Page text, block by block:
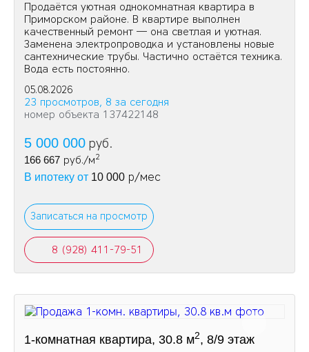
Продаётся уютная однокомнатная квартира в
Приморском районе. В квартире выполнен
качественный ремонт — она светлая и уютная.
Заменена электропроводка и установлены новые
сантехнические трубы. Частично остаётся техника.
Вода есть постоянно.
05.08.2026
23 просмотров, 8 за сегодня
номер объекта 137422148
5 000 000 руб.
166 667 руб./м2
В ипотеку от 10 000 р/мес
Записаться на просмотр
8 (928) 411-79-51
1-комнатная квартира, 30.8 м2, 8/9 этаж